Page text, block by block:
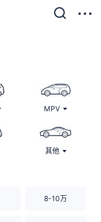
MPV
其他
8-10万